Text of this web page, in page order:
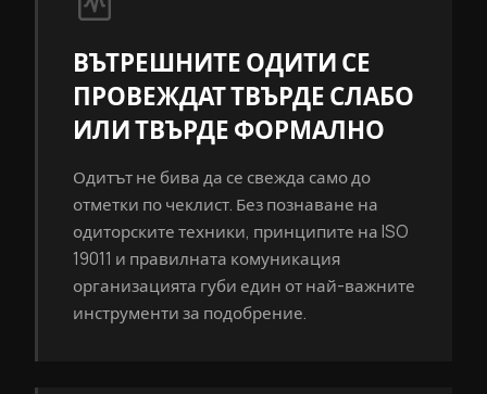
ВЪТРЕШНИТЕ ОДИТИ СЕ
ПРОВЕЖДАТ ТВЪРДЕ СЛАБО
ИЛИ ТВЪРДЕ ФОРМАЛНО
Одитът не бива да се свежда само до
отметки по чеклист. Без познаване на
одиторските техники, принципите на ISO
19011 и правилната комуникация
организацията губи един от най-важните
инструменти за подобрение.